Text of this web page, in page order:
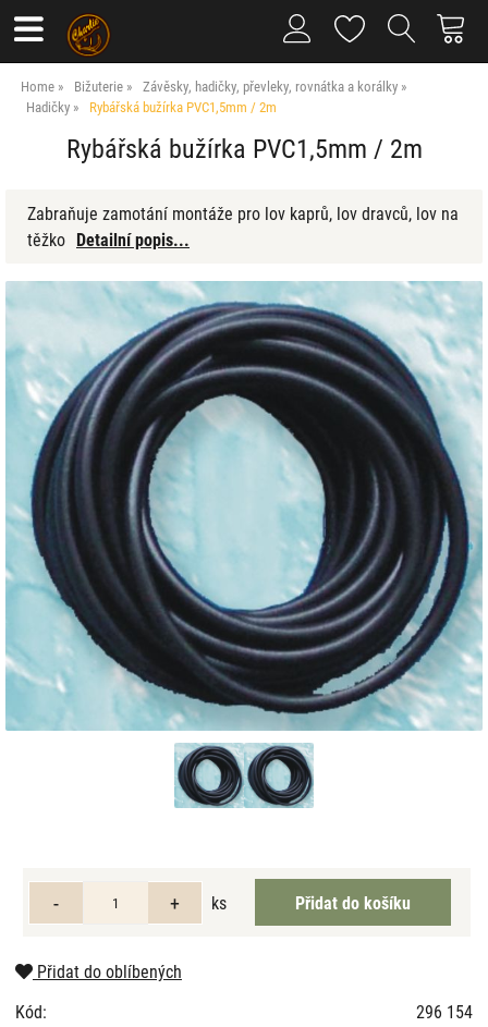
Home Bižuterie
Závěsky, hadičky, převleky, rovnátka a korálky
Hadičky
Rybářská bužírka PVC1,5mm / 2m
Rybářská bužírka PVC1,5mm / 2m
Zabraňuje zamotání montáže pro lov kaprů, lov dravců, lov na
těžko Detailní popis...
ks
Přidat do oblíbených
Kód:
296 154